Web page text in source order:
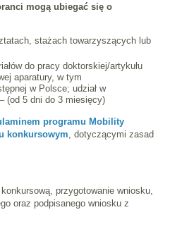
mogą ubiegać się o
stażach towarzyszących lub
do pracy doktorskiej/artykułu
aparatury, w tym
w Polsce; udział w
(od 5 dni do 3 miesięcy)
programu Mobility
konkursowym , dotyczącymi zasad
przygotowanie wniosku,
oraz podpisanego wniosku z